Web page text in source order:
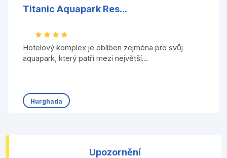
Titanic Aquapark Res...
Hotelový komplex je oblíben zejména pro svůj
aquapark, který patří mezi největší...
Hurghada
Upozornění